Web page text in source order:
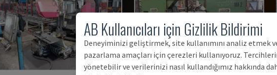
AB Kullanıcıları için Gizlilik Bildirimi
Deneyiminizi geliştirmek, site kullanımını analiz etmek
pazarlama amaçları için çerezleri kullanıyoruz.
yönetebilir ve verilerinizi nasıl kullandığımız hakkında